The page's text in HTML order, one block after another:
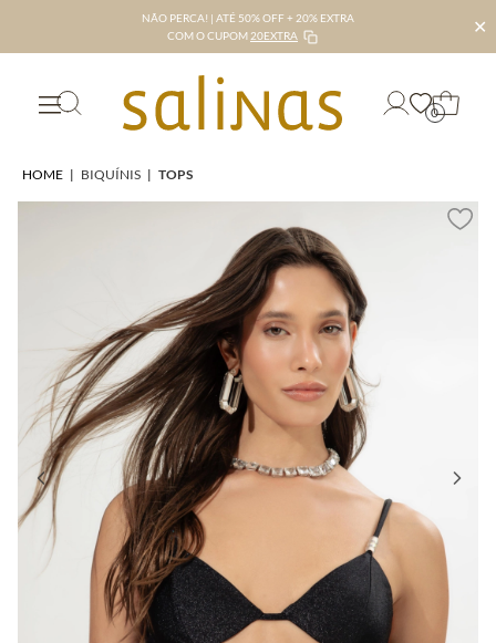
NÃO PERCA! | ATÉ 50% OFF + 20% EXTRA
COM O CUPOM 20EXTRA ✕
0
HOME | BIQUÍNIS | TOPS